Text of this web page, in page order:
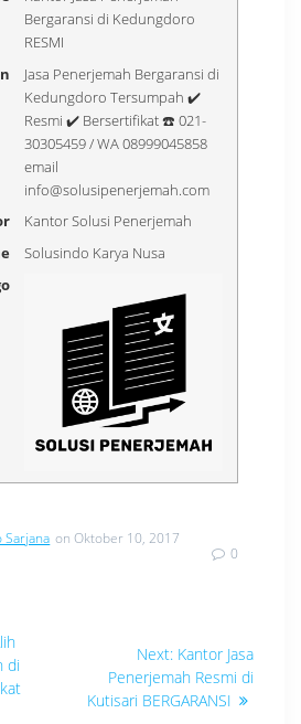
Bergaransi di Kedungdoro
RESMI
Jasa Penerjemah Bergaransi di
Kedungdoro Tersumpah ✔️
Resmi ✔️ Bersertifikat ☎️ 021-
30305459 / WA 08999045858
email
info@solusipenerjemah.com
Kantor Solusi Penerjemah
Solusindo Karya Nusa
Sarjana on Oktober 10, 2017
0
di
Next: Next
post:
Kantor Jasa
Penerjemah Resmi di
Kutisari BERGARANSI